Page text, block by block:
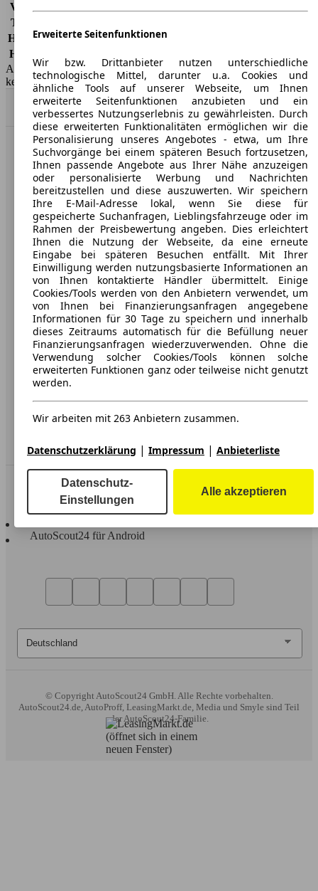
Vollkasko
Teilkasko
Haftpflicht -
HSN/TSN
AutoScout24 GmbH übernimmt für die Richtigkeit der Angaben
keine Gewähr.
Nach Oben
AutoScout24: Europaweit der größte Online-Automarkt.
Unternehmen
Über AutoScout24
Presse
Karriere
Werbung
AGB
Datenschutz
Impressum
Service
In Verbindung bleiben
AutoScout24 für Android
© Copyright AutoScout24 GmbH. Alle Rechte vorbehalten.
AutoScout24.de, AutoProff, LeasingMarkt.de, Media und Smyle sind Teil
der AutoScout24-Familie.
Erweiterte Seitenfunktionen
Wir bzw. Drittanbieter nutzen unterschiedliche
technologische Mittel, darunter u.a. Cookies und
ähnliche Tools auf unserer Webseite, um Ihnen
erweiterte Seitenfunktionen anzubieten und ein
verbessertes Nutzungserlebnis zu gewährleisten. Durch
diese erweiterten Funktionalitäten ermöglichen wir die
Personalisierung unseres Angebotes - etwa, um Ihre
Suchvorgänge bei einem späteren Besuch fortzusetzen,
Ihnen passende Angebote aus Ihrer Nähe anzuzeigen
oder personalisierte Werbung und Nachrichten
bereitzustellen und diese auszuwerten. Wir speichern
Ihre E-Mail-Adresse lokal, wenn Sie diese für
gespeicherte Suchanfragen, Lieblingsfahrzeuge oder im
Rahmen der Preisbewertung angeben. Dies erleichtert
Ihnen die Nutzung der Webseite, da eine erneute
Eingabe bei späteren Besuchen entfällt. Mit Ihrer
Einwilligung werden nutzungsbasierte Informationen an
von Ihnen kontaktierte Händler übermittelt. Einige
Cookies/Tools werden von den Anbietern verwendet, um
von Ihnen bei Finanzierungsanfragen angegebene
Informationen für 30 Tage zu speichern und innerhalb
dieses Zeitraums automatisch für die Befüllung neuer
Finanzierungsanfragen wiederzuverwenden. Ohne die
Verwendung solcher Cookies/Tools können solche
erweiterten Funktionen ganz oder teilweise nicht genutzt
werden.
Wir arbeiten mit 263 Anbietern zusammen.
Datenschutzerklärung | Impressum | Anbieterliste
Datenschutz-
Einstellungen
Alle akzeptieren